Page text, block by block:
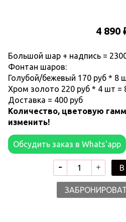
4 890
Большой шар + надпись =
Фонтан шаров:
Голубой/бежевый 170 руб * 8
Хром золото 220 руб * 4 шт =
Доставка = 400 руб
Количество, цветовую
изменить!
Обсудить заказ в Whats'app